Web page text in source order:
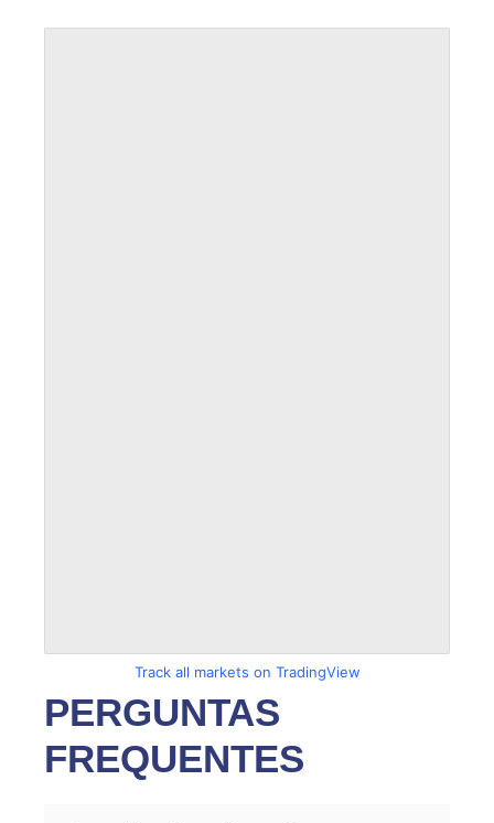
Track all markets on TradingView
PERGUNTAS
FREQUENTES